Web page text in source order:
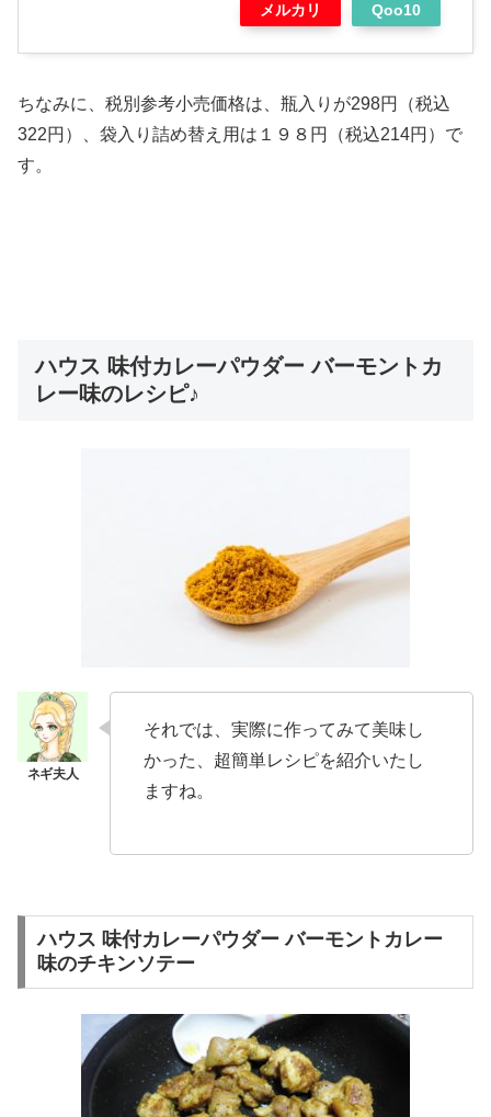
メルカリ Qoo10
ちなみに、税別参考小売価格は、瓶入りが298円（税込
322円）、袋入り詰め替え用は１９８円（税込214円）で
す。
ハウス 味付カレーパウダー バーモントカ
レー味のレシピ♪
それでは、実際に作ってみて美味し
かった、超簡単レシピを紹介いたし
ますね。
ハウス 味付カレーパウダー バーモントカレー
味のチキンソテー